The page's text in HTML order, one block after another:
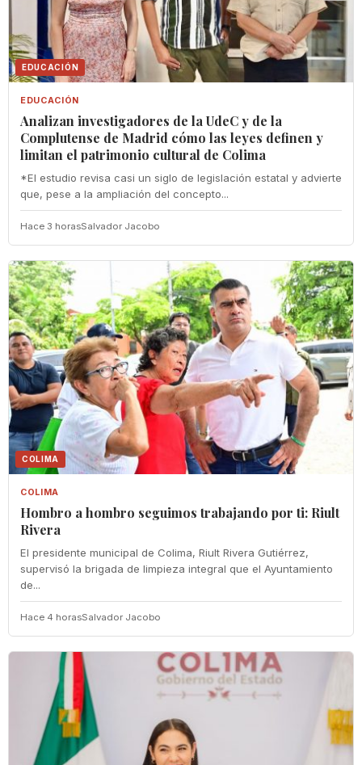
EDUCACIÓN
EDUCACIÓN
Analizan investigadores de la UdeC y de la
Complutense de Madrid cómo las leyes definen y
limitan el patrimonio cultural de Colima
*El estudio revisa casi un siglo de legislación estatal y advierte
que, pese a la ampliación del concepto...
Hace 3 horasSalvador Jacobo
COLIMA
COLIMA
Hombro a hombro seguimos trabajando por ti: Riult
Rivera
El presidente municipal de Colima, Riult Rivera Gutiérrez,
supervisó la brigada de limpieza integral que el Ayuntamiento
de...
Hace 4 horasSalvador Jacobo